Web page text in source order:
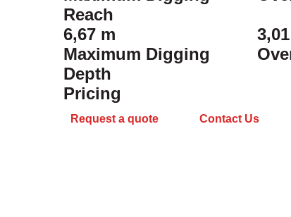
Reach
6,67 m
Maximum Digging
Depth
Pricing
Request a quote Contact Us